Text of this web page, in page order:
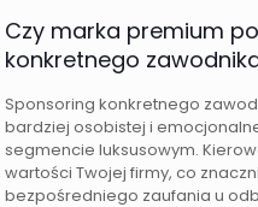
Czy marka premium
konkretnego
Sponsoring konkretnego
bardziej osobistej i
segmencie luksusowym.
wartości Twojej firmy, co
bezpośredniego zaufania u